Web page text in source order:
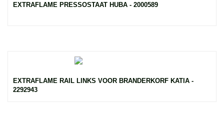
EXTRAFLAME PRESSOSTAAT HUBA - 2000589
EXTRAFLAME RAIL LINKS VOOR BRANDERKORF KATIA -
2292943